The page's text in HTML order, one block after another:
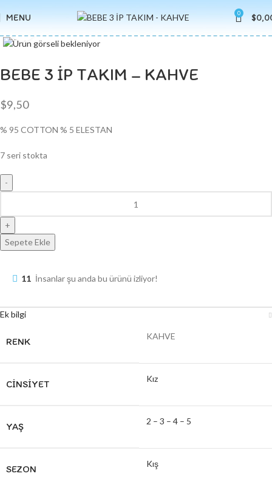
MENU 0 $
BEBE 3 İP TAKIM – KAHVE
$9,50
% 95 COTTON % 5 ELESTAN
7 seri stokta
Sepete Ekle
11 İnsanlar şu anda bu ürünü izliyor!
Ek bilgi
RENK KAHVE
CINSIYET Kız
YAŞ 2 – 3 – 4 – 5
SEZON Kış